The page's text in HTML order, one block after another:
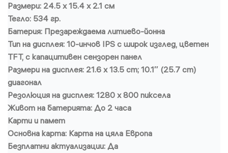
Размери: 24.5 x 15.4 x 2.1 см
Тегло: 534 гр.
Батерия: Презареждаема литиево-йонна
Тип на дисплея: 10-инчов IPS с широк изглед, цветен
TFT, с капацитивен сензорен панел
Размери на дисплея: 21.6 x 13.5 cm; 10.1″ (25.7 cm)
диагонал
Резолюция на дисплея: 1280 x 800 пиксела
Живот на батерията: До 2 часа
Карти и памет
Основна карта: Карта на цяла Европа
Безплатни актуализации: Да